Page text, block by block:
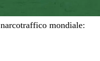
mondiale: